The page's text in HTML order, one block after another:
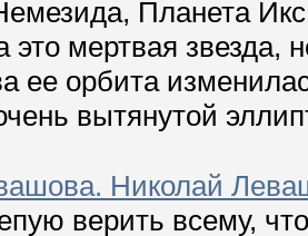
Планета
это мертвая звезда,
ее орбита
вытянутой
Николай
верить всему,